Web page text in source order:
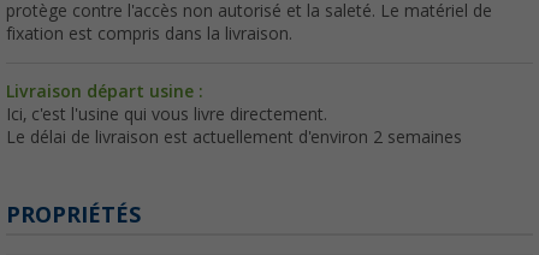
protège contre l'accès non autorisé et la saleté. Le matériel de
fixation est compris dans la livraison.
Livraison départ usine :
Ici, c'est l'usine qui vous livre directement.
Le délai de livraison est actuellement d'environ 2 semaines
PROPRIÉTÉS